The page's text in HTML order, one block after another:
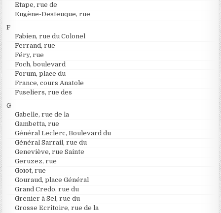
Etape, rue de
Eugène-Desteuque, rue
F
Fabien, rue du Colonel
Ferrand, rue
Féry, rue
Foch, boulevard
Forum, place du
France, cours Anatole
Fuseliers, rue des
G
Gabelle, rue de la
Gambetta, rue
Général Leclerc, Boulevard du
Général Sarrail, rue du
Geneviève, rue Sainte
Geruzez, rue
Goïot, rue
Gouraud, place Général
Grand Credo, rue du
Grenier à Sel, rue du
Grosse Ecritoire, rue de la